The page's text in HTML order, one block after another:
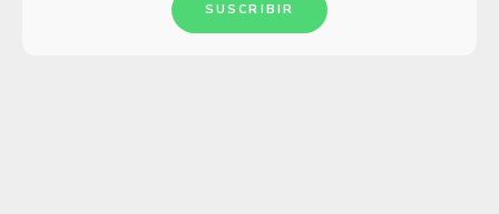
SUSCRIBIR